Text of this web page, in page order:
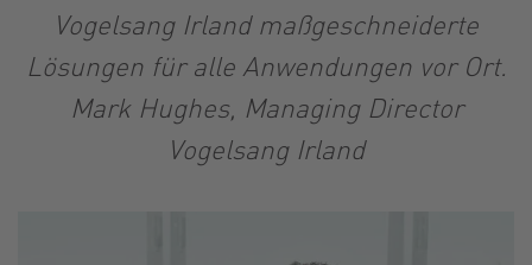
Vogelsang Irland maßgeschneiderte
Lösungen für alle Anwendungen vor Ort.
Mark Hughes, Managing Director
Vogelsang Irland